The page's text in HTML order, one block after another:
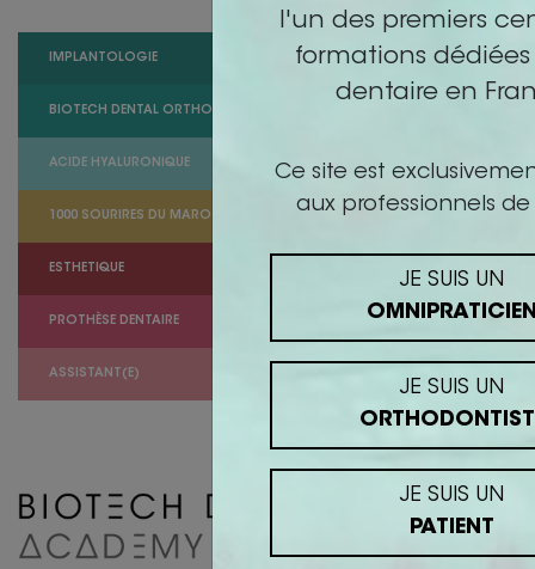
l'un des premiers
formations
dentaire en
Ce site est
aux professionnels de
JE SUIS UN
JE SUIS UN
JE SUIS UN
PATIENT
IMPLANTOLOGIE
BIOTECH DENTAL ORTHO
ACIDE HYALURONIQUE
1000 SOURIRES DU MAROC
ESTHETIQUE
PROTHÈSE DENTAIRE
ASSISTANT(E)